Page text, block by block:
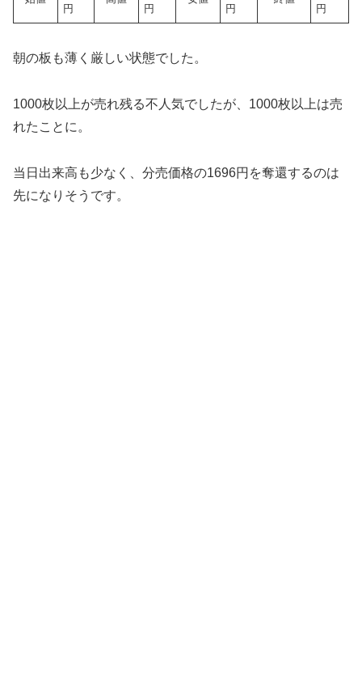
円
円
円
円
朝の板も薄く厳しい状態でした。
1000枚以上が売れ残る不人気でしたが、1000枚以上は売
れたことに。
当日出来高も少なく、分売価格の1696円を奪還するのは
先になりそうです。